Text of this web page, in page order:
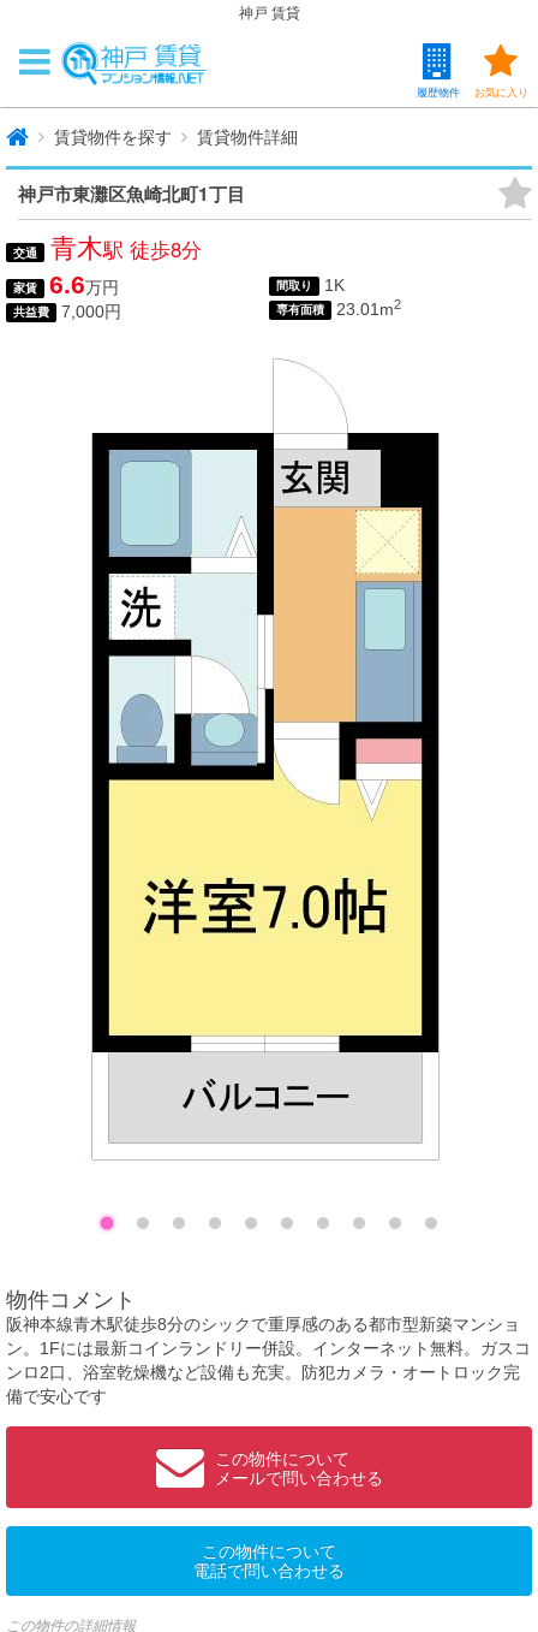
神戸 賃貸
お気に入り
履歴物件
賃貸物件を探す 賃貸物件詳細
神戸市東灘区魚崎北町1丁目
交通 青木駅 徒歩8分
家賃 6.6万円
共益費 7,000円
間取り 1K
専有面積 23.01m2
物件コメント
阪神本線青木駅徒歩8分のシックで重厚感のある都市型新築マンショ
ン。1Fには最新コインランドリー併設。インターネット無料。ガスコ
ンロ2口、浴室乾燥機など設備も充実。防犯カメラ・オートロック完
備で安心です
この物件について
メールで問い合わせる
この物件について
電話で問い合わせる
この物件の詳細情報